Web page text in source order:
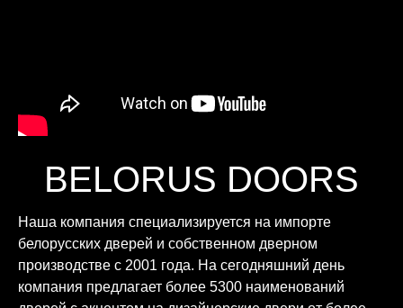
BELORUS DOORS
Наша компания специализируется на импорте
белорусских дверей и собственном дверном
производстве с 2001 года. На сегодняшний день
компания предлагает более 5300 наименований